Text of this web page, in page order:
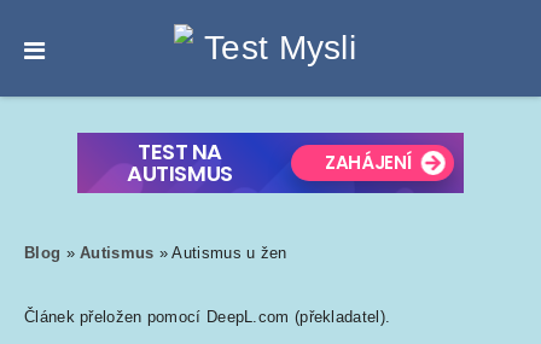
Blog »Autismus »Autismus u žen
Článek přeložen pomocí DeepL.com (překladatel).